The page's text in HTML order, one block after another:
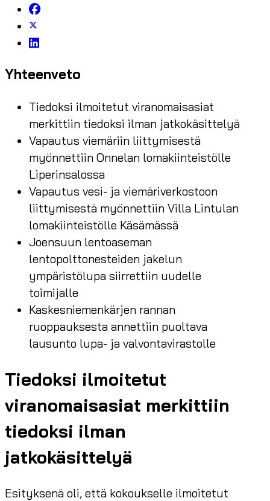
Yhteenveto
Tiedoksi ilmoitetut viranomaisasiat
merkittiin tiedoksi ilman jatkokäsittelyä
Vapautus viemäriin liittymisestä
myönnettiin Onnelan lomakiinteistölle
Liperinsalossa
Vapautus vesi- ja viemäriverkostoon
liittymisestä myönnettiin Villa Lintulan
lomakiinteistölle Käsämässä
Joensuun lentoaseman
lentopolttonesteiden jakelun
ympäristölupa siirrettiin uudelle
toimijalle
Kaskesniemenkärjen rannan
ruoppauksesta annettiin puoltava
lausunto lupa- ja valvontavirastolle
Tiedoksi ilmoitetut
viranomaisasiat merkittiin
tiedoksi ilman
jatkokäsittelyä
Esityksenä oli, että kokoukselle ilmoitetut